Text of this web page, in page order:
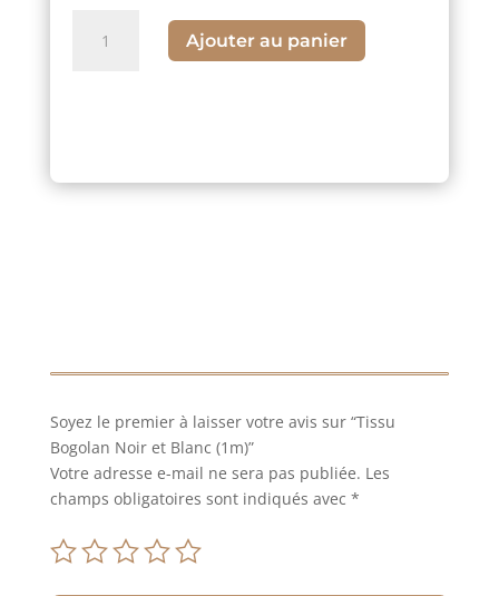
Ajouter au panier
Soyez le premier à laisser votre avis sur “Tissu
Bogolan Noir et Blanc (1m)”
Votre adresse e-mail ne sera pas publiée. Les
champs obligatoires sont indiqués avec *